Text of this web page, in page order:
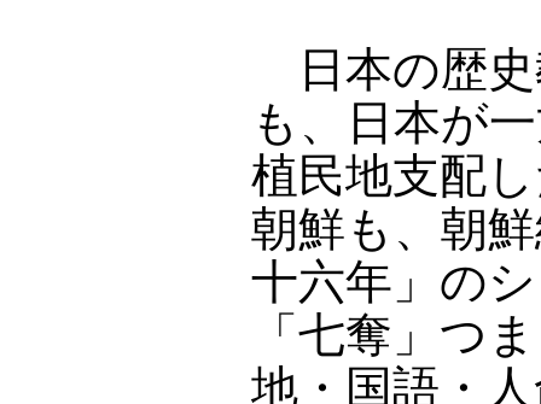
日本の歴史
も、日本が
植民地支配
朝鮮も、朝
十六年」の
「七奪」つ
地・国語・